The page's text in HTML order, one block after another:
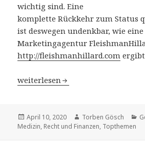
wichtig sind. Eine
komplette Rückkehr zum Status
ist deswegen undenkbar, wie
Marketingagentur
http://fleishmanhillard.com
Corona-Krise wandelt
weiterlesen
Veröffentlicht
am
April 10, 2020 Autor
Torben Gösch
Medizin, Recht und Finanzen, Topthemen